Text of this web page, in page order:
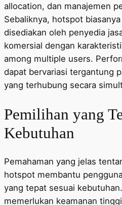
allocation, dan manajemen
Sebaliknya, hotspot
disediakan oleh penyedia
komersial dengan
among multiple users.
dapat bervariasi tergantung
yang terhubung secara
Pemilihan yang
Kebutuhan
Pemahaman yang jelas
hotspot membantu
yang tepat sesuai
memerlukan keamanan